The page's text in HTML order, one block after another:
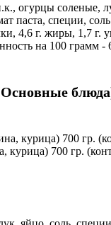
огурцы соленые,
паста, специи,
4,6 г. жиры, 1,7 г.
на 100 грамм -
курица) 700 гр.